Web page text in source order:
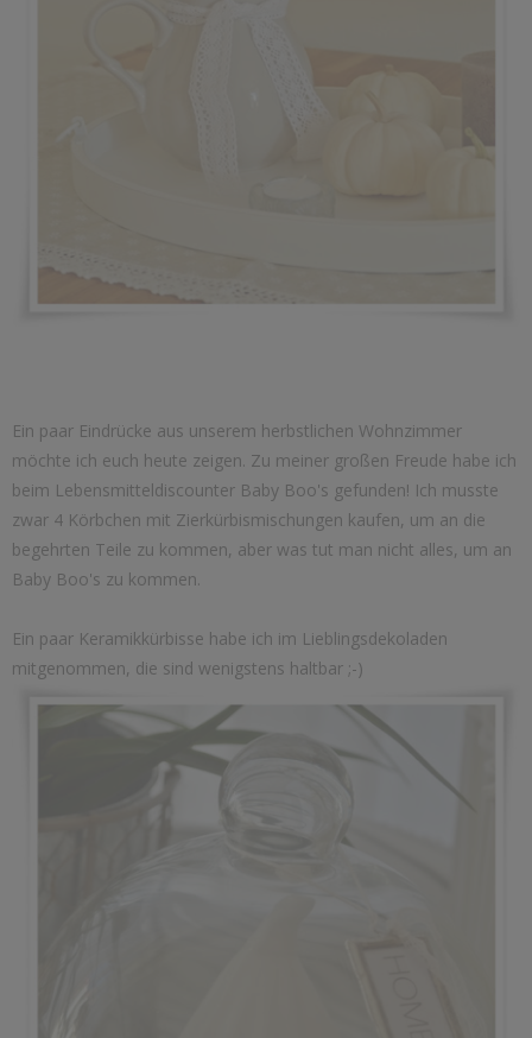
Ein paar Eindrücke aus unserem herbstlichen Wohnzimmer
möchte ich euch heute zeigen. Zu meiner großen Freude habe ich
beim Lebensmitteldiscounter Baby Boo's gefunden! Ich musste
zwar 4 Körbchen mit Zierkürbismischungen kaufen, um an die
begehrten Teile zu kommen, aber was tut man nicht alles, um an
Baby Boo's zu kommen.
Ein paar Keramikkürbisse habe ich im Lieblingsdekoladen
mitgenommen, die sind wenigstens haltbar ;-)